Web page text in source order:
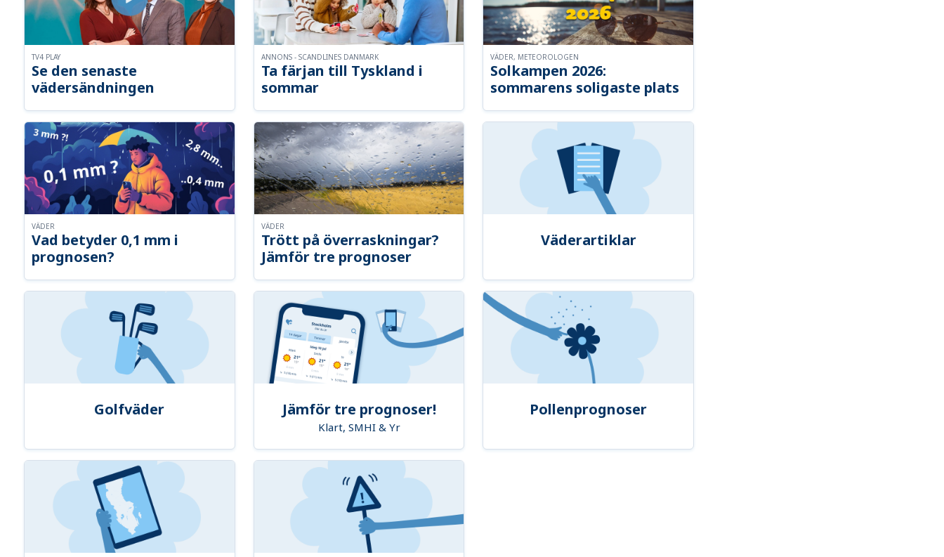
Se den senaste
vädersändningen
TV4 PLAY
Ta färjan till Tyskland i
sommar
ANNONS - SCANDLINES DANMARK
Solkampen 2026:
sommarens soligaste plats
VÄDER, METEOROLOGEN
Vad betyder 0,1 mm i
prognosen?
VÄDER
Trött på överraskningar?
Jämför tre prognoser
VÄDER
Väderartiklar
Golfväder Jämför tre prognoser!
Klart, SMHI & Yr
Pollenprognoser